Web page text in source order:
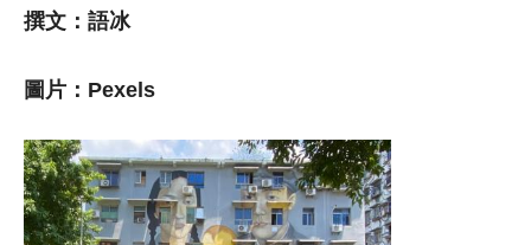
撰文：語冰
圖片：Pexels